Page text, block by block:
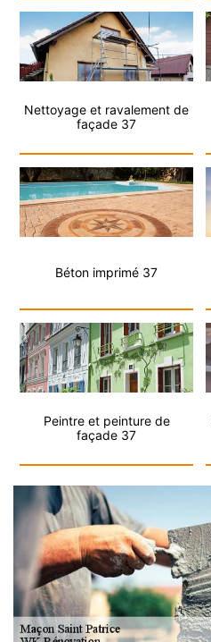
Nettoyage et ravalement de
façade 37
Béton imprimé 37
Peintre et peinture de
façade 37